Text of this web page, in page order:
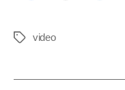
Tagsvideo